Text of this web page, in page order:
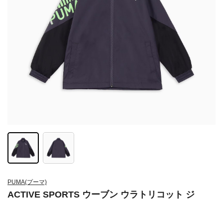
PUMA(プーマ)
ACTIVE SPORTS ウーブン ウラトリコット ジ